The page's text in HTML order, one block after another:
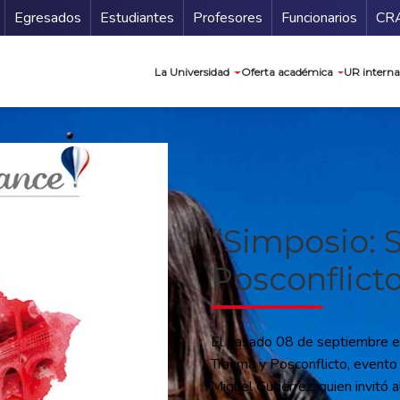
Secundario
Egresados Estudiantes Profesores Funcionarios
La Universidad Oferta académica UR
“Simposio:
El pasado 08 de septiembre
Trauma y Posconflicto,
Miguel Gutierrez, quien invitó